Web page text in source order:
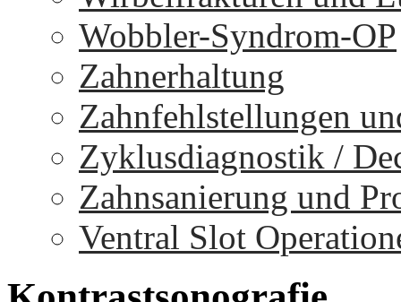
Wobbler-Syndrom-OP
Zahnerhaltung
Zahnfehlstellungen
Zyklusdiagnostik /
Zahnsanierung und
Ventral Slot